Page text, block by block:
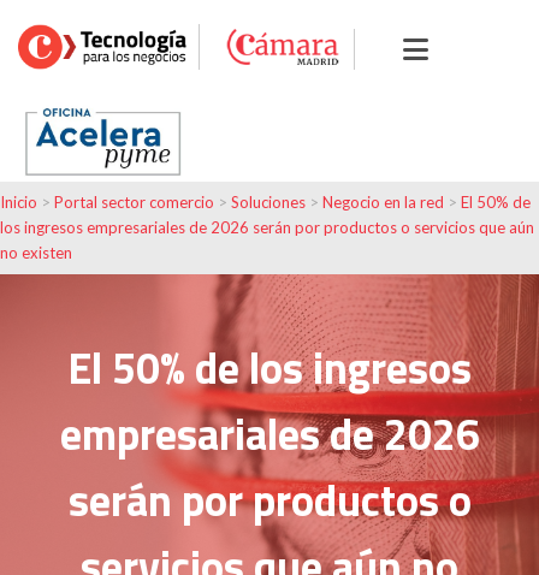
Inicio > Portal sector comercio > Soluciones > Negocio en la red > El 50% de
los ingresos empresariales de 2026 serán por productos o servicios que aún
no existen
El 50% de los ingresos
empresariales de 2026
serán por productos o